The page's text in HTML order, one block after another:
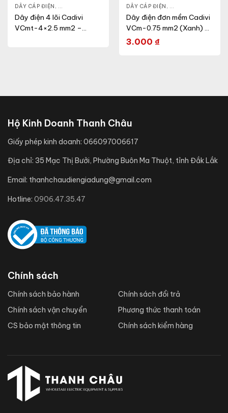
DÂY CÁP ĐIỆN , DÂY ĐIỆN DÂN DỤNG VCMT
Dây điện 4 lõi Cadivi
VCmt-4×2.5 mm2 –
DÂY CÁP ĐIỆN , DÂY ĐIỆN DÂN
Dây điện đơn mềm Cadivi
VCm-0.75 mm2 (Xanh) –
300/500V
3.000 ₫
Hộ Kinh Doanh Thanh Châu
Giấy phép kinh doanh: 066097006617
Địa chỉ: 35 Mạc Thị Bưởi, Phường Buôn Ma Thuột, tỉnh Đắk Lắk
Email: thanhchaudiengiadung@gmail.com
Hotline: 0906.47.35.47
Chính sách
Chính sách bảo hành
Chính sách vận chuyển
CS bảo mật thông tin
Chính sách đổi trả
Phương thức thanh toán
Chính sách kiểm hàng